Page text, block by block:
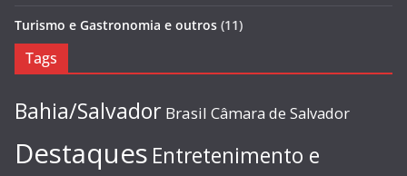
Turismo e Gastronomia e outros (11)
Tags
Bahia/Salvador Brasil Câmara de Salvador
Destaques Entretenimento e